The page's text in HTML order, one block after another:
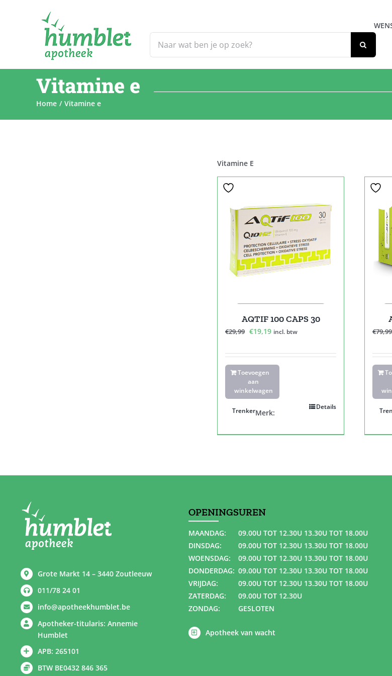
naar:
Vitamine e
Home Vitamine e
Vitamine E
AQTIF 100 CAPS 30
€29,99 Oorspronkelijke
was:
€19,19Huidige
is:
€19,19.
incl. btw
Toevoegen
aan
winkelwagen
Details
Merk:
Trenker
€79,99
Grote Markt 14 – 3440 Zoutleeuw
011/78 24 01
info@apotheekhumblet.be
Apotheker-titularis: Annemie
Humblet
APB: 265101
BTW BE0432 846 365
OPENINGSUREN
MAANDAG:
09.00U TOT 12.30U 13.30U TOT 18.00U
DINSDAG:
09.00U TOT 12.30U 13.30U TOT 18.00U
WOENSDAG:
09.00U TOT 12.30U 13.30U TOT 18.00U
DONDERDAG: 09.00U TOT 12.30U 13.30U TOT 18.00U
VRIJDAG:
09.00U TOT 12.30U 13.30U TOT 18.00U
ZATERDAG:
09.00U TOT 12.30U
ZONDAG:
GESLOTEN
Apotheek van wacht